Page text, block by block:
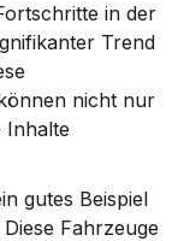
in der
Trend
nicht nur
Inhalte
gutes Beispiel
Fahrzeuge